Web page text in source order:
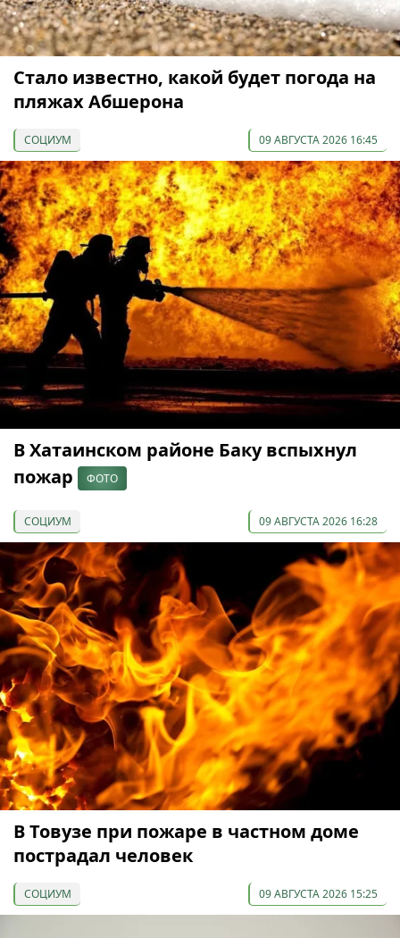
Стало известно, какой будет погода на
пляжах Абшерона
СОЦИУМ 09 АВГУСТА 2026 16:45
В Хатаинском районе Баку вспыхнул
пожар
ФОТО
СОЦИУМ 09 АВГУСТА 2026 16:28
В Товузе при пожаре в частном доме
пострадал человек
СОЦИУМ 09 АВГУСТА 2026 15:25